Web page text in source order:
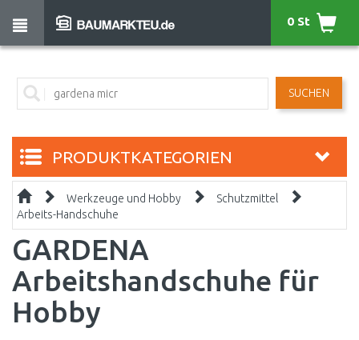
SUCHEN
0 St
PRODUKTKATEGORIEN
Werkzeuge und Hobby
Schutzmittel
Arbeits-Handschuhe
GARDENA
Arbeitshandschuhe für
Hobby